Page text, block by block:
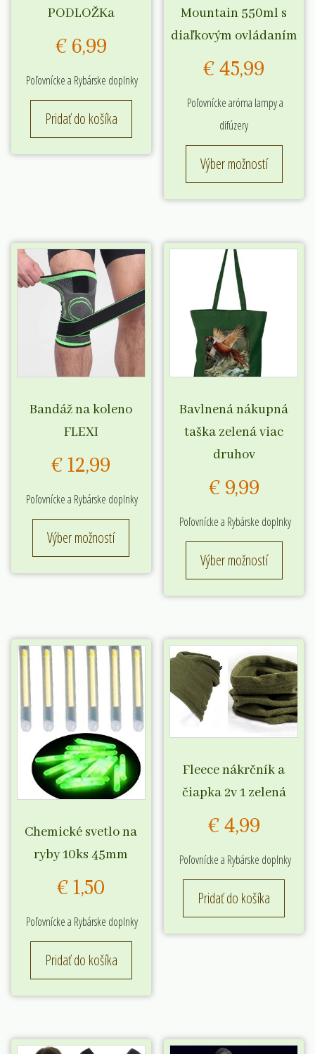
PODLOŽKa
€ 6,99
Poľovnícke a Rybárske doplnky
Pridať do košíka
Mountain 550ml s
diaľkovým ovládaním
€ 45,99
Poľovnícke aróma lampy a
difúzery
Výber možností
Tento
má
stránke
Bandáž na koleno
FLEXI
€ 12,99
Poľovnícke a Rybárske doplnky
Výber možností
má
Možnosti
si
môžete
vybrať
na
stránke
produktu.
Bavlnená nákupná
taška zelená viac
druhov
€ 9,99
Poľovnícke a Rybárske doplnky
Výber možností
Tento
má
si
môžete
vybrať
stránke
Chemické svetlo na
ryby 10ks 45mm
€ 1,50
Poľovnícke a Rybárske doplnky
Pridať do košíka
Fleece nákrčník a
čiapka 2v 1 zelená
€ 4,99
Poľovnícke a Rybárske doplnky
Pridať do košíka